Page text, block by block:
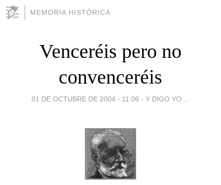
MEMORIA HISTÓRICA
Venceréis pero no
convenceréis
01 DE OCTUBRE DE 2004 - 11:06 - Y DIGO YO ...